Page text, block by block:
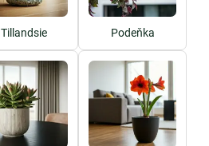
Tillandsie Podeňka